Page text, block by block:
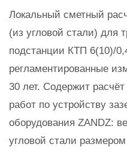
Локальный сметный
(из угловой стали) для
подстанции КТП 6(10)/
регламентированные
30 лет. Содержит
работ по устройству
оборудования ZANDZ:
угловой стали